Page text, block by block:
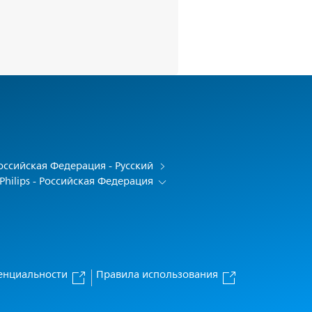
Федерация - Русский
- Российская Федерация
Правила использования